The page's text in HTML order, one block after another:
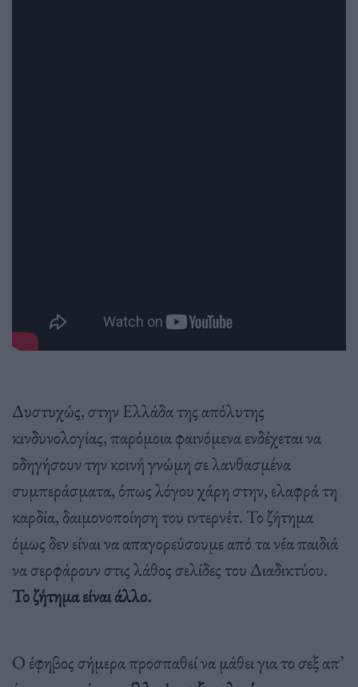
Δυστυχώς, στην Ελλάδα της απόλυτης
κινδυνολογίας, παρόμοια φαινόμενα ενδέχεται να
οδηγήσουν την κοινή γνώμη σε λανθασμένα
συμπεράσματα, όπως λόγου χάρη στην, ελαφρά τη
καρδία, δαιμονοποίηση του ιντερνέτ. Το ζήτημα
όμως δεν είναι να απαγορεύσουμε από τα νέα παιδιά
να σερφάρουν στις λάθος σελίδες του Διαδικτύου.
Το ζήτημα είναι άλλο.
Ο έφηβος σήμερα προσπαθεί να μάθει για το σεξ απ’